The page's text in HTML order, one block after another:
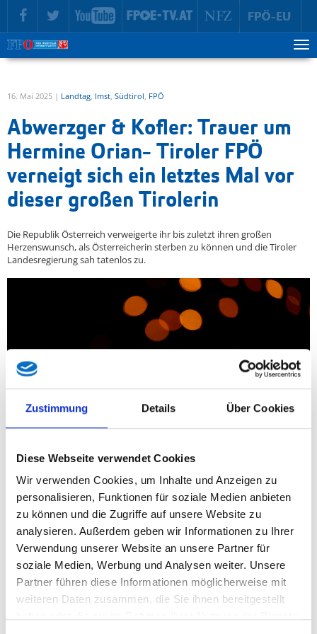
Zustimmung Details Über Cookies
Diese Webseite verwendet Cookies
Wir verwenden Cookies, um Inhalte und Anzeigen zu
personalisieren, Funktionen für soziale Medien anbieten
zu können und die Zugriffe auf unsere Website zu
analysieren. Außerdem geben wir Informationen zu Ihrer
Verwendung unserer Website an unsere Partner für
soziale Medien, Werbung und Analysen weiter. Unsere
Partner führen diese Informationen möglicherweise mit
weiteren Daten zusammen, die Sie ihnen bereitgestellt
zur Hauptnavigation springen
zum Inhalt springen
16. Mai 2025 | Landtag, Imst, Südtirol, FPÖ
Abwerzger & Kofler: Trauer um
Hermine Orian- Tiroler FPÖ
verneigt sich ein letztes Mal vor
dieser großen Tirolerin
Die Republik Österreich verweigerte ihr bis zuletzt ihren großen
Herzenswunsch, als Österreicherin sterben zu können und die Tiroler
Landesregierung sah tatenlos zu.
„Mit großer Trauer, aber auch tiefem Respekt nehmen wir
Abschied von Hermine Orian, einer außergewöhnlichen Frau
und großen Tirolerin, die am 15. Mai im Alter von 106 Jahren
friedlich im Herrn entschlafen ist. Sie war auch nach der
Zerreißung Tirols und Annexion Südtirols durch Italien eine
Österreicherin durch und durch und blieb ihr Leben lang eine
mutige Kämpferin für Heimat und Identität sowie eine
Persönlichkeit, die unser Land nachhaltig geprägt hat“, erklärt
die Tiroler LAbg. und Südtirol Sprecherin Gudrun Kofler, BA.